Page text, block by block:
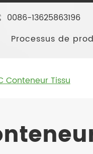
0086-13625863196
Processus de
Conteneur Tissu